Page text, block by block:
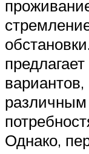
вариантов,
Однако,